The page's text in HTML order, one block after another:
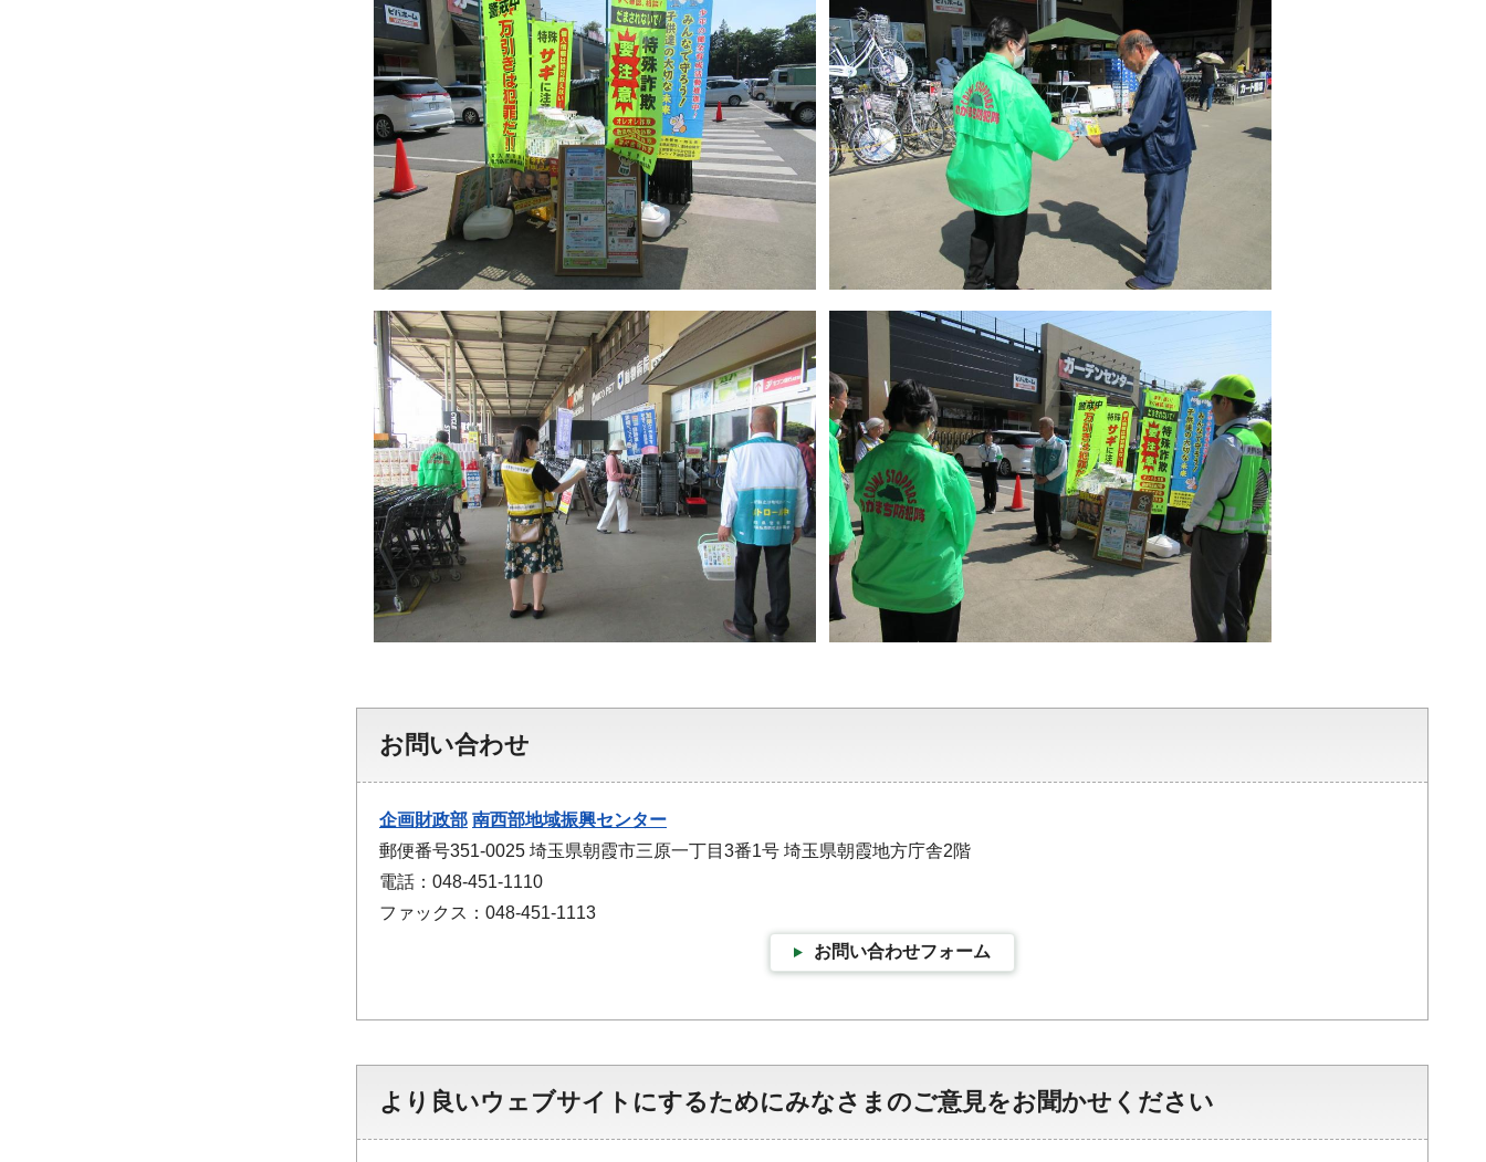
お問い合わせ
企画財政部 南西部地域振興センター
郵便番号351-0025 埼玉県朝霞市三原一丁目3番1号 埼玉県朝霞地方庁舎2階
電話：048-451-1110
ファックス：048-451-1113
お問い合わせフォーム
より良いウェブサイトにするためにみなさまのご意見をお聞かせください